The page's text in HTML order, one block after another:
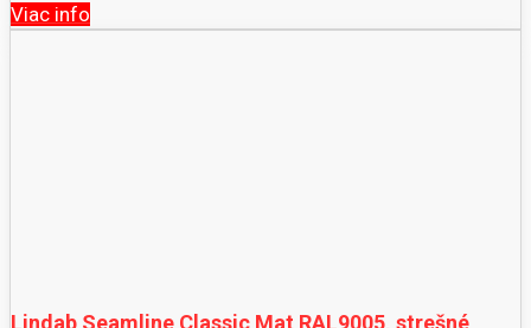
Viac info
Lindab Seamline Classic Mat RAL9005, strešné